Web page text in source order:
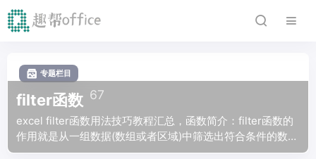
专题栏目
filter函数 67
excel filter函数用法技巧教程汇总，函数简介：filter函数的
作用就是从一组数据(数组或者区域)中筛选出符合条件的数
据。 语法如下: filter(数组,条件,[未找到时的返回值])。